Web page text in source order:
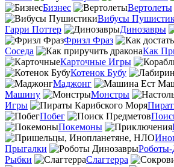
Бизнес
Вертолеты
Вибусы
Гарри Поттер
Динозавры
Фризл Фраз
Соседа
Как
Карточные Игры
Котенок Бубу
Маджонг
Машину
Монстры
Игры
Побег
Покемоны
Прыгалки
Рыбки
Слагтерра